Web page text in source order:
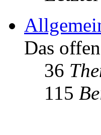
Das
36
115